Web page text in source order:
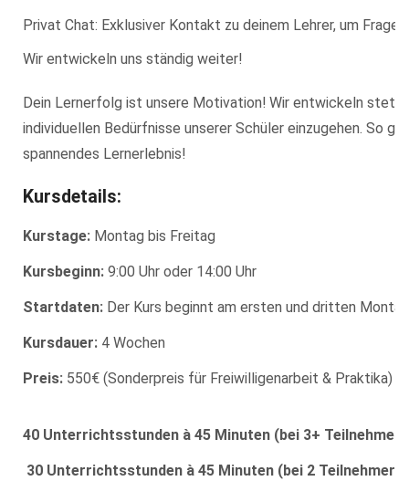
Privat Chat: Exklusiver Kontakt zu deinem Lehrer, um
Wir entwickeln uns ständig weiter!
Dein Lernerfolg ist unsere Motivation! Wir entwickeln stetig
individuellen Bedürfnisse unserer Schüler einzugehen. So
spannendes Lernerlebnis!
Kursdetails:
Kurstage: Montag bis Freitag
Kursbeginn: 9:00 Uhr oder 14:00 Uhr
Startdaten: Der Kurs beginnt am ersten und dritten
Kursdauer: 4 Wochen
Preis: 550€ (Sonderpreis für Freiwilligenarbeit & Praktika)
40 Unterrichtsstunden à 45 Minuten (bei 3+
30 Unterrichtsstunden à 45 Minuten (bei 2 Teilnehmern)